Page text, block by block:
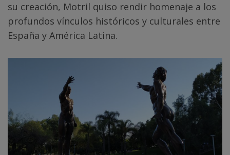
su creación, Motril quiso rendir homenaje a los
profundos vínculos históricos y culturales entre
España y América Latina.